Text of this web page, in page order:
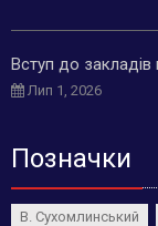
Вступ до закладів
Лип 1, 2026
Позначки
В. Сухомлинський